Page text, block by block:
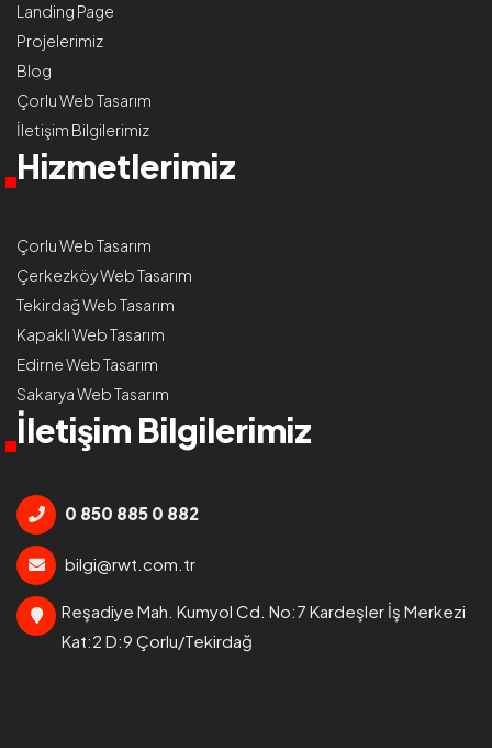
Landing Page
Projelerimiz
Blog
Çorlu Web Tasarım
İletişim Bilgilerimiz
Hizmetlerimiz
Çorlu Web Tasarım
Çerkezköy Web Tasarım
Tekirdağ Web Tasarım
Kapaklı Web Tasarım
Edirne Web Tasarım
Sakarya Web Tasarım
İletişim Bilgilerimiz
0 850 885 0 882
bilgi@rwt.com.tr
Reşadiye Mah. Kumyol Cd. No:7 Kardeşler İş Merkezi
Kat:2 D:9 Çorlu/Tekirdağ